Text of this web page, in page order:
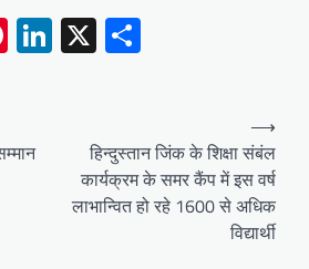
Pinterest
LinkedIn
X
हिन्दुस्तान जिंक के शिक्षा संबंल
कार्यक्रम के समर कैंप में इस वर्ष
लाभान्वित हो रहे 1600 से अधिक
विद्यार्थी
⟶